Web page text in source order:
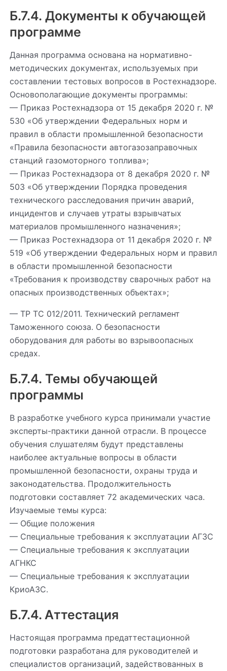
Б.7.4. Документы к обучающей
программе
Данная программа основана на нормативно-
методических документах, используемых при
составлении тестовых вопросов в Ростехнадзоре.
Основополагающие документы программы:
— Приказ Ростехнадзора от 15 декабря 2020 г. №
530 «Об утверждении Федеральных норм и
правил в области промышленной безопасности
«Правила безопасности автогазозаправочных
станций газомоторного топлива»;
— Приказ Ростехнадзора от 8 декабря 2020 г. №
503 «Об утверждении Порядка проведения
технического расследования причин аварий,
инцидентов и случаев утраты взрывчатых
материалов промышленного назначения»;
— Приказ Ростехнадзора от 11 декабря 2020 г. №
519 «Об утверждении Федеральных норм и правил
в области промышленной безопасности
«Требования к производству сварочных работ на
опасных производственных объектах»;
— ТР ТС 012/2011. Технический регламент
Таможенного союза. О безопасности
оборудования для работы во взрывоопасных
средах.
Б.7.4. Темы обучающей
программы
В разработке учебного курса принимали участие
эксперты-практики данной отрасли. В процессе
обучения слушателям будут представлены
наиболее актуальные вопросы в области
промышленной безопасности, охраны труда и
законодательства. Продолжительность
подготовки составляет 72 академических часа.
Изучаемые темы курса:
— Общие положения
— Специальные требования к эксплуатации АГЗС
— Специальные требования к эксплуатации
АГНКС
— Специальные требования к эксплуатации
КриоАЗС.
Б.7.4. Аттестация
Настоящая программа предаттестационной
подготовки разработана для руководителей и
специалистов организаций, задействованных в